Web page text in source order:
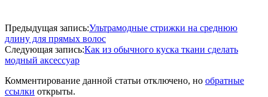
ПОДПИСЫВАЙТЕСЬ на НАШ КАНАЛ В ЯНДЕКС ДЗЕН
«ИНТЕРЕСНЫЙ СОВЕТ «, будет ещё много
ИНТЕРЕСНОГО и ПОЛЕЗНОГО Дорогие дамы берегите
своё здоровье! Напишите в комментариях о своём опыте в
лечении заболеваний, помогите другим читателям сайта!
Предыдущая запись:Ультрамодные стрижки на среднюю
длину для прямых волос
Следующая запись:Как из обычного куска ткани сделать
модный аксессуар
Комментирование данной статьи отключено, но обратные
ссылки открыты.